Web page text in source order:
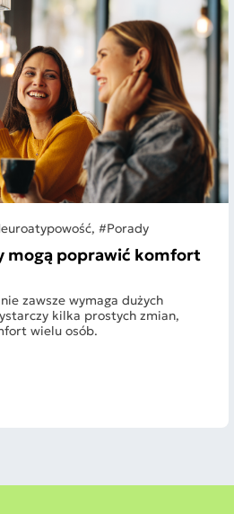
#Porady
mogą poprawić komfort
zawsze wymaga dużych
kilka prostych zmian,
wielu osób.